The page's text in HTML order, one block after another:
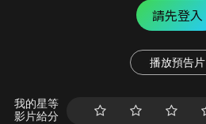
請先登入
播放預告片
我的星等
影片給分